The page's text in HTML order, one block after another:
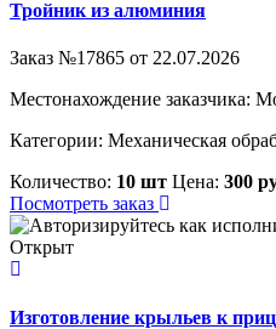
Тройник из алюминия
Заказ №17865 от 22.07.2026
Местонахождение заказчика:
Категории: Механическая
Количество: 10 шт Цена: 300
Посмотреть заказ
Открыт
Изготовление крыльев к